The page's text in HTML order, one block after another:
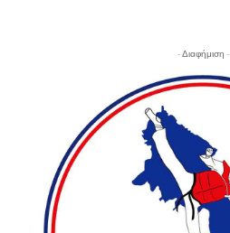
- Διαφήμιση -